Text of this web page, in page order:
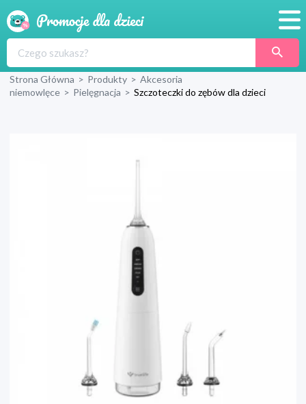
Produkty
Strona Główna > Produkty > Akcesoria
niemowlęce > Pielęgnacja > Szczoteczki do zębów dla dzieci